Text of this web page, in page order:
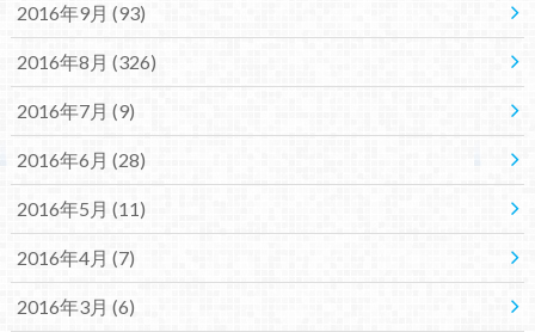
2016年9月 (93)
2016年8月 (326)
2016年7月 (9)
2016年6月 (28)
2016年5月 (11)
2016年4月 (7)
2016年3月 (6)